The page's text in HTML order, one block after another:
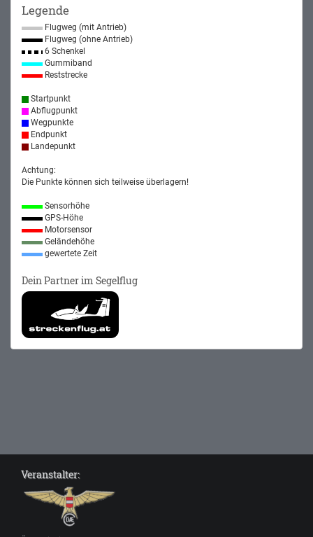
Legende
Flugweg (mit Antrieb)
Flugweg (ohne Antrieb)
6 Schenkel
Gummiband
Reststrecke
Startpunkt
Abflugpunkt
Wegpunkte
Endpunkt
Landepunkt
Achtung:
Die Punkte können sich teilweise überlagern!
Sensorhöhe
GPS-Höhe
Motorsensor
Geländehöhe
gewertete Zeit
Dein Partner im Segelflug
Veranstalter: